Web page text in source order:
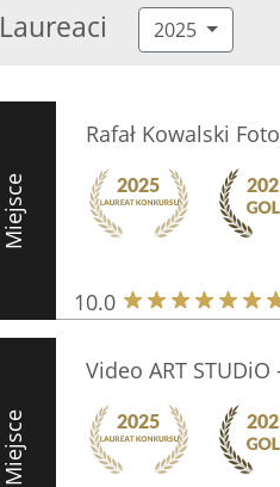
Laureaci 2025
Miejsce
Rafał Kowalski
10.0
Miejsce
Video ART